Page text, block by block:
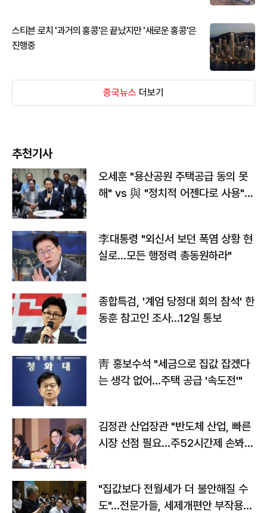
스티븐 로치 '과거의 홍콩'은 끝났지만 '새로운 홍콩'은
진행중
중국뉴스 더보기
추천기사
오세훈 "용산공원 주택공급 동의 못
해" vs 與 "정치적 어젠다로 사용"
李대통령 "외신서 보던 폭염 상황 현
실로…모든 행정력 총동원하라"
종합특검, '계엄 당정대 회의 참석' 한
동훈 참고인 조사...12일 통보
靑 홍보수석 "세금으로 집값 잡겠다
는 생각 없어…주택 공급 '속도전'"
김정관 산업장관 "반도체 산업, 빠른
시장 선점 필요…주52시간제 손봐
"집값보다 전월세가 더 불안해질 수
도"…전문가들, 세제개편안 부작용